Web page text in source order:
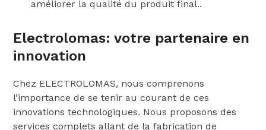
améliorer la qualité du produit final..
Electrolomas: votre partenaire en
innovation
Chez ELECTROLOMAS, nous comprenons
l’importance de se tenir au courant de ces
innovations technologiques. Nous proposons des
services complets allant de la fabrication de